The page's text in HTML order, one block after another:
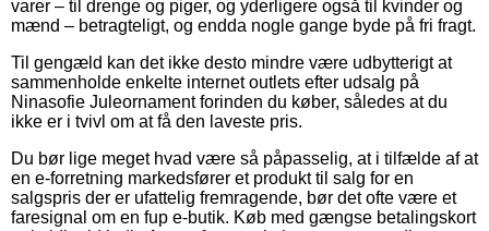
varer – til drenge og piger, og yderligere også til kvinder og
mænd – betragteligt, og endda nogle gange byde på fri fragt.
Til gengæld kan det ikke desto mindre være udbytterigt at
sammenholde enkelte internet outlets efter udsalg på
Ninasofie Juleornament forinden du køber, således at du
ikke er i tvivl om at få den laveste pris.
Du bør lige meget hvad være så påpasselig, at i tilfælde af at
en e-forretning markedsfører et produkt til salg for en
salgspris der er ufattelig fremragende, bør det ofte være et
faresignal om en fup e-butik. Køb med gængse betalingskort